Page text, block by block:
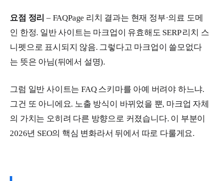
요점 정리 – FAQPage 리치 결과는 현재 정부·의료 도메
인 한정. 일반 사이트는 마크업이 유효해도 SERP 리치 스
니펫으로 표시되지 않음. 그렇다고 마크업이 쓸모없다
는 뜻은 아님(뒤에서 설명).
그럼 일반 사이트는 FAQ 스키마를 아예 버려야 하느냐.
그건 또 아니에요. 노출 방식이 바뀌었을 뿐, 마크업 자체
의 가치는 오히려 다른 방향으로 커졌습니다. 이 부분이
2026년 SEO의 핵심 변화라서 뒤에서 따로 다룰게요.